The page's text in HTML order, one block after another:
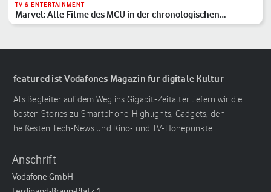
TV & ENTERTAINMENT
Marvel: Alle Filme des MCU in der chronologischen
Reihenfolge
featured ist Vodafones Magazin für digitale Kultur
Als Begleiter auf dem Weg ins Gigabit-Zeitalter liefern wir die
besten Stories zu Smartphone-Highlights, Gadgets, den
heißesten Tech-News und Kino- und TV-Höhepunkte.
Anschrift
Vodafone GmbH